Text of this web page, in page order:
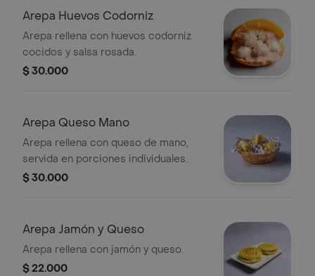
Arepa Huevos Codorniz
Arepa rellena con huevos codorniz
cocidos y salsa rosada.
$ 30.000
Arepa Queso Mano
Arepa rellena con queso de mano,
servida en porciones individuales.
$ 30.000
Arepa Jamón y Queso
Arepa rellena con jamón y queso.
$ 22.000